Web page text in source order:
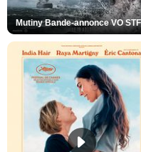
Mutiny Bande-annonce VO